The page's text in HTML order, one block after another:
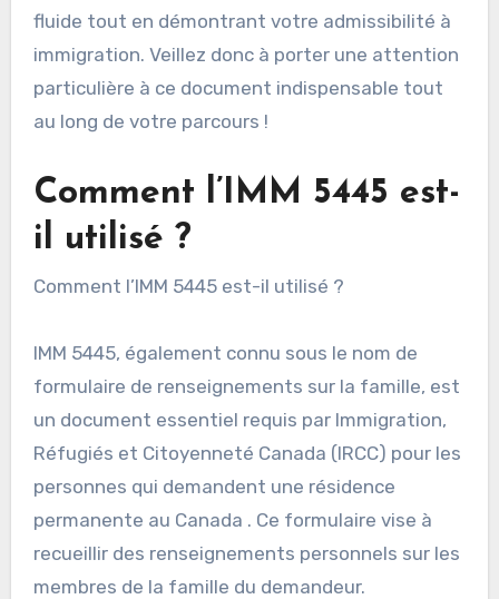
fluide tout en démontrant votre admissibilité à
immigration. Veillez donc à porter une attention
particulière à ce document indispensable tout
au long de votre parcours !
Comment l’IMM 5445 est-
il utilisé ?
Comment l’IMM 5445 est-il utilisé ?
IMM 5445, également connu sous le nom de
formulaire de renseignements sur la famille, est
un document essentiel requis par Immigration,
Réfugiés et Citoyenneté Canada (IRCC) pour les
personnes qui demandent une résidence
permanente au Canada . Ce formulaire vise à
recueillir des renseignements personnels sur les
membres de la famille du demandeur.